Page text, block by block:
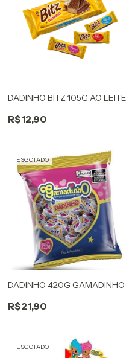
DADINHO BITZ 105G AO LEITE
R$12,90
ESGOTADO
DADINHO 420G GAMADINHO
R$21,90
ESGOTADO